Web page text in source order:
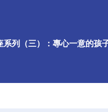
系列（三）：專心一意的孩